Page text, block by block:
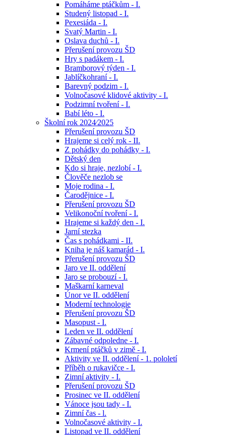
Pomáháme ptáčkům - I.
Studený listopad - I.
Pexesiáda - I.
Svatý Martin - I.
Oslava duchů - I.
Přerušení provozu ŠD
Hry s padákem - I.
Bramborový týden - I.
Jablíčkohraní - I.
Barevný podzim - I.
Volnočasové klidové aktivity - I.
Podzimní tvoření - I.
Babí léto - I.
Školní rok 2024⁄2025
Přerušení provozu ŠD
Hrajeme si celý rok - II.
Z pohádky do pohádky - I.
Dětský den
Kdo si hraje, nezlobí - I.
Člověče nezlob se
Moje rodina - I.
Čarodějnice - I.
Přerušení provozu ŠD
Velikonoční tvoření - I.
Hrajeme si každý den - I.
Jarní stezka
Čas s pohádkami - II.
Kniha je náš kamarád - I.
Přerušení provozu ŠD
Jaro ve II. oddělení
Jaro se probouzí - I.
Maškarní karneval
Únor ve II. oddělení
Moderní technologie
Přerušení provozu ŠD
Masopust - I.
Leden ve II. oddělení
Zábavné odpoledne - I.
Krmení ptáčků v zimě - I.
Aktivity ve II. oddělení - 1. pololetí
Příběh o rukavičce - I.
Zimní aktivity - I.
Přerušení provozu ŠD
Prosinec ve II. oddělení
Vánoce jsou tady - I.
Zimní čas - l.
Volnočasové aktivity - I.
Listopad ve II. oddělení